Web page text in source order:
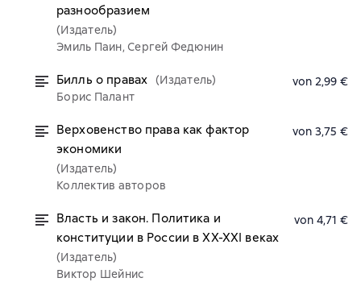
разнообразием
(Издатель)
Эмиль Паин, Сергей Федюнин
Билль о правах (Издатель)
Борис Палант
von 2,99 €
Верховенство права как фактор
экономики
(Издатель)
Коллектив авторов
von 3,75 €
Власть и закон. Политика и
конституции в России в XX-XXI веках
(Издатель)
Виктор Шейнис
von 4,71 €